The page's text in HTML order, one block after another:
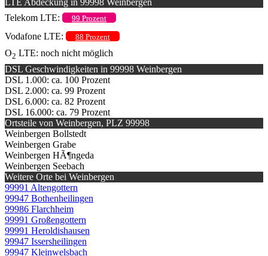
Telekom LTE:
99 Prozent
Vodafone LTE: 88 Prozent
O2 LTE: noch nicht möglich
DSL Geschwindigkeiten in 99998 Weinbergen
DSL 1.000: ca. 100 Prozent
DSL 2.000: ca. 99 Prozent
DSL 6.000: ca. 82 Prozent
DSL 16.000: ca. 79 Prozent
Ortsteile von Weinbergen, PLZ 99998
Weinbergen Bollstedt
Weinbergen Grabe
Weinbergen HÃ¶ngeda
Weinbergen Seebach
Weitere Orte bei Weinbergen
99991 Altengottern
99947 Bothenheilingen
99986 Flarchheim
99991 Großengottern
99991 Heroldishausen
99947 Issersheilingen
99947 Kleinwelsbach